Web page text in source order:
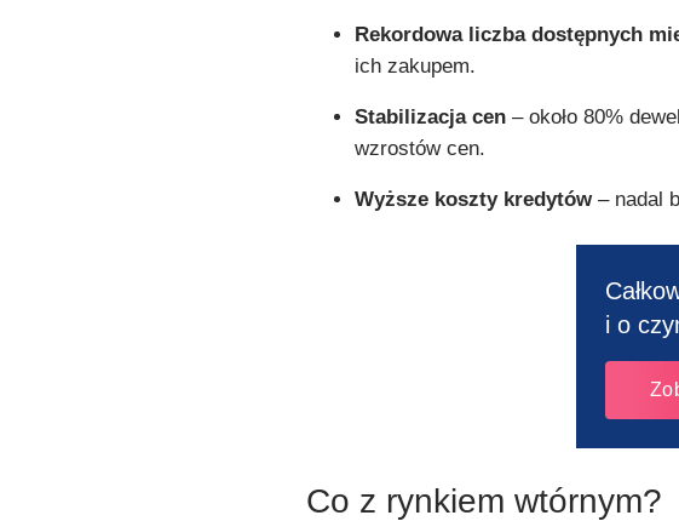
Rekordowa liczba dostępnych
ich zakupem.
Stabilizacja cen – około 80%
wzrostów cen.
Wyższe koszty kredytów– nadal
i o
Co z rynkiem wtórnym?